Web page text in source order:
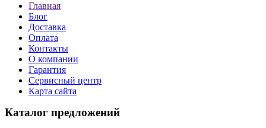
Главная
Блог
Доставка
Оплата
Контакты
О компании
Гарантия
Сервисный центр
Карта сайта
Каталог предложений